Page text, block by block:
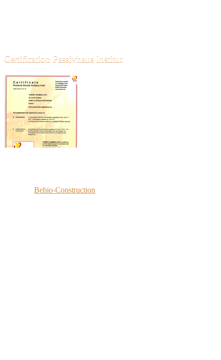
Certification Passivhaus Institut
Bebio-Construction